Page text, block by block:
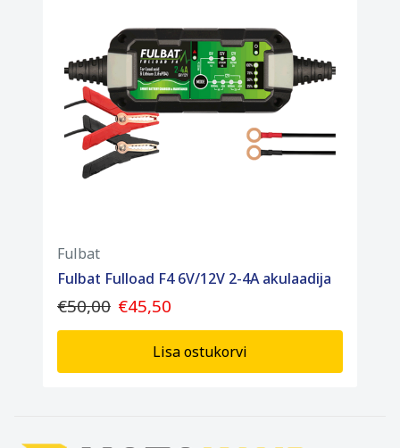
Fulbat
Fulbat Fulload F4 6V/12V 2-4A akulaadija
€50,00 €45,50
Lisa ostukorvi